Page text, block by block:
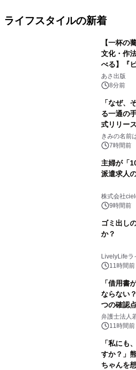
ライフスタイルの新着
【一杯の
文化・作
べる】『
養として
（火）発売
あさ出版
8分前
「なぜ、
る一通の
式リリース
きみの名前
7時間前
主婦が「
派遣求人
株式会社
9時間前
ゴミ出し
か？
LivelyLifeラ
11時間前
「借用書
ならない
つの確認
弁護士法人
11時間前
「私にも
すか？」
ちゃんを